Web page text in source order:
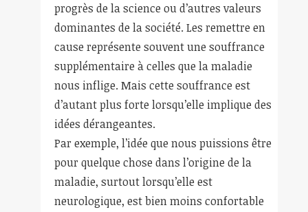
progrès de la science ou d’autres valeurs
dominantes de la société. Les remettre en
cause représente souvent une souffrance
supplémentaire à celles que la maladie
nous inflige. Mais cette souffrance est
d’autant plus forte lorsqu’elle implique des
idées dérangeantes.
Par exemple, l’idée que nous puissions être
pour quelque chose dans l’origine de la
maladie, surtout lorsqu’elle est
neurologique, est bien moins confortable